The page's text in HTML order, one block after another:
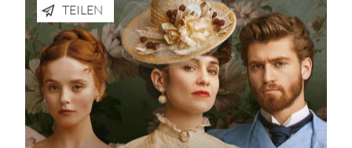
TEILEN